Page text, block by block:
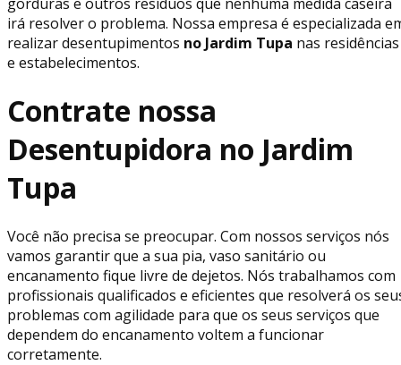
irá resolver o problema. Nossa empresa é especializada
realizar desentupimentos no Jardim Tupa nas residências
e estabelecimentos.
Contrate nossa
Desentupidora no Jardim
Tupa
Você não precisa se preocupar. Com nossos serviços nós
vamos garantir que a sua pia, vaso sanitário ou
encanamento fique livre de dejetos. Nós trabalhamos com
profissionais qualificados e eficientes que resolverá os
problemas com agilidade para que os seus serviços que
dependem do encanamento voltem a funcionar
corretamente.